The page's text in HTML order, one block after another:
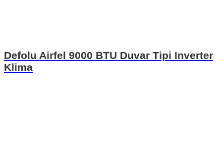
Defolu Airfel 9000 BTU Duvar Tipi Inverter
Klima